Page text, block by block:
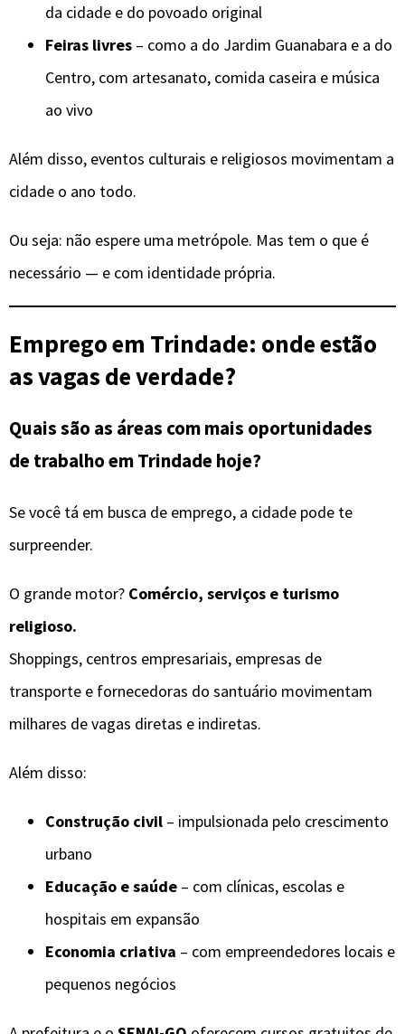
da cidade e do povoado original
Feiras livres – como a do Jardim Guanabara e a do
Centro, com artesanato, comida caseira e música
ao vivo
Além disso, eventos culturais e religiosos movimentam a
cidade o ano todo.
Ou seja: não espere uma metrópole. Mas tem o que é
necessário — e com identidade própria.
Emprego em Trindade: onde estão
as vagas de verdade?
Quais são as áreas com mais oportunidades
de trabalho em Trindade hoje?
Se você tá em busca de emprego, a cidade pode te
surpreender.
O grande motor? Comércio, serviços e turismo
religioso.
Shoppings, centros empresariais, empresas de
transporte e fornecedoras do santuário movimentam
milhares de vagas diretas e indiretas.
Além disso:
Construção civil – impulsionada pelo crescimento
urbano
Educação e saúde – com clínicas, escolas e
hospitais em expansão
Economia criativa – com empreendedores locais e
pequenos negócios